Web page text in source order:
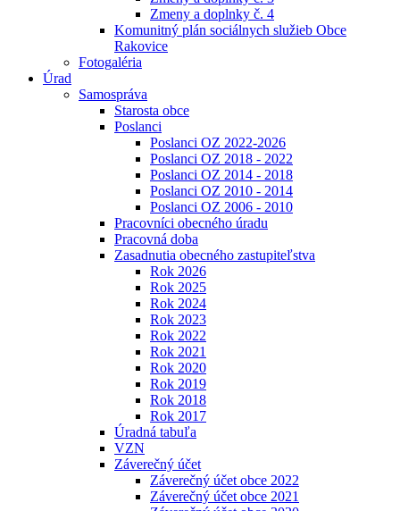
Zmeny a doplnky č. 4
Komunitný plán sociálnych služieb Obce
Rakovice
Fotogaléria
Úrad
Samospráva
Starosta obce
Poslanci
Poslanci OZ 2022-2026
Poslanci OZ 2018 - 2022
Poslanci OZ 2014 - 2018
Poslanci OZ 2010 - 2014
Poslanci OZ 2006 - 2010
Pracovníci obecného úradu
Pracovná doba
Zasadnutia obecného zastupiteľstva
Rok 2026
Rok 2025
Rok 2024
Rok 2023
Rok 2022
Rok 2021
Rok 2020
Rok 2019
Rok 2018
Rok 2017
Úradná tabuľa
VZN
Záverečný účet
Záverečný účet obce 2022
Záverečný účet obce 2021